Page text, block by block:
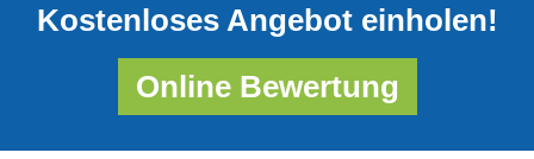
Kostenloses Angebot einholen!
Online Bewertung